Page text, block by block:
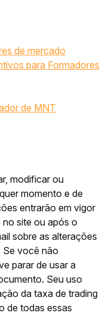
de mercado
para Formadores
de MNT
modificar ou
momento e de
entrarão em vigor
site ou após o
sobre as alterações
Se você não
parar de usar a
Seu uso
da taxa de trading
de todas essas